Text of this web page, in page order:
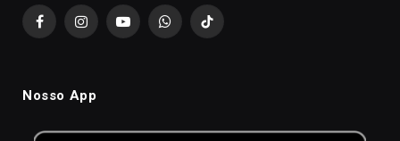
FacebookInstagramYouTubeWhatsAppTikTok
Nosso App